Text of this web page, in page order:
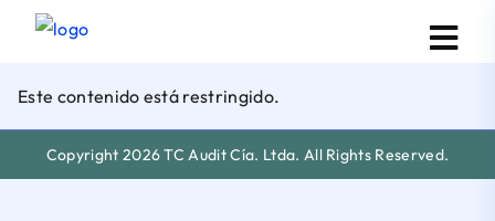
Este contenido está restringido.
Copyright 2026 TC Audit Cía. Ltda. All Rights Reserved.